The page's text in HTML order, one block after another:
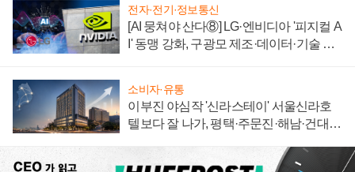
전자·전기·정보통신
[AI 뭉쳐야 산다⑧] LG·엔비디아 '피지컬 A
I' 동맹 강화, 구광모 제조·데이터·기술 결
소비자·유통
이부진 야심작 '신라스테이' 서울신라호
텔보다 잘 나가, 평택·주문진·해남·건대로